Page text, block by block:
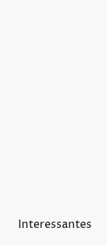
Interessantes